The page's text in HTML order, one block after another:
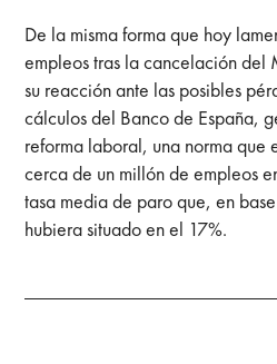
De la misma forma que hoy
empleos tras la cancelación
su reacción ante las posibles
cálculos del Banco de España,
reforma laboral, una norma que
cerca de un millón de empleos
tasa media de paro que, en
hubiera situado en el 17%.